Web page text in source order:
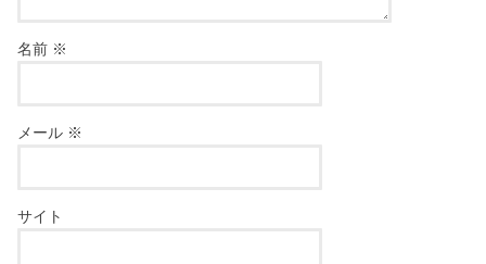
名前 ※
メール ※
サイト